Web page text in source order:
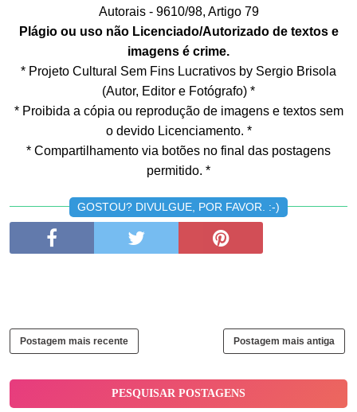
Autorais - 9610/98, Artigo 79
Plágio ou uso não Licenciado/Autorizado de textos e
imagens é crime.
* Projeto Cultural Sem Fins Lucrativos by Sergio Brisola
(Autor, Editor e Fotógrafo) *
* Proibida a cópia ou reprodução de imagens e textos sem
o devido Licenciamento. *
* Compartilhamento via botões no final das postagens
permitido. *
GOSTOU? DIVULGUE, POR FAVOR. :-)
Postagem mais recente Postagem mais antiga
PESQUISAR POSTAGENS